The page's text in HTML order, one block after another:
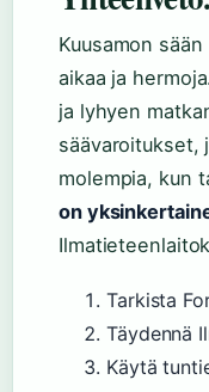
Kuusamon
aikaa ja
ja lyhyen
säävaroitukset,
molempia, kun
on
Tarkista
Täydennä
Käytä